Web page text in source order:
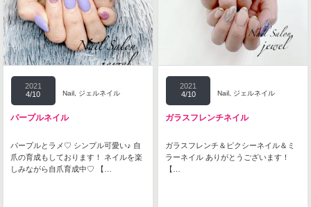
2021
4/10
Nail ジェルネイル
パープルネイル
パープルとラメ♡ シンプル可愛い♪ 自
爪の育成もしております！ ネイルを楽
しみながら自爪育成中♡ 【…
2021
4/10
Nail ジェルネイル
ガラスフレンチネイル
ガラスフレンチ＆ピクシーネイル＆ミ
ラーネイル ありがとうございます！
【…